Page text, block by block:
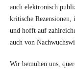
auch elektronisch
kritische Rezensionen,
und hofft auf
auch von
Wir bemühen uns,